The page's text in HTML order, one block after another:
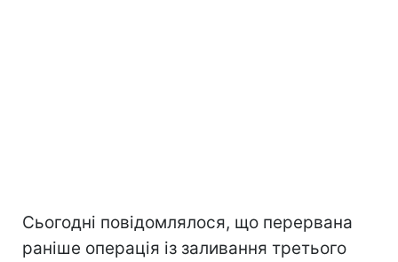
Сьогодні повідомлялося, що перервана
раніше операція із заливання третього